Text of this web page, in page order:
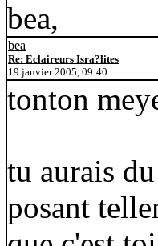
bea,
bea
Re: Eclaireurs Isra?lites
19 janvier 2005, 09:40
tonton
tu aurais
posant